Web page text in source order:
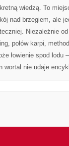
wiedzą. To
nad brzegiem, ale
Niezależnie
połów karpi,
łowienie spod lodu
wortal nie udaje